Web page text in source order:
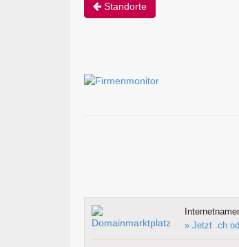
Standorte
» Jetzt .ch